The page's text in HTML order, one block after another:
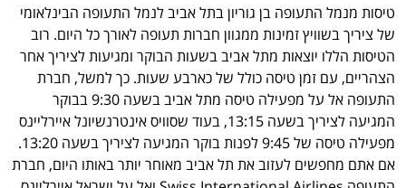
טיסות מנמל התעופה בן גוריון בתל אביב לנמל התעופה הבינלאומי
של ציריך בשוויץ זמינות ממגוון חברות תעופה לאורך כל היום. רוב
הטיסות הללו יוצאות מתל אביב בשעות הבוקר ומגיעות לציריך אחר
הצהריים, עם זמן טיסה כולל של כארבע שעות. כך למשל, חברת
התעופה אל על מפעילה טיסה מתל אביב בשעה 9:30 בבוקר
המגיעה לציריך בשעה 13:15, בעוד שסוויס אינטרנשיונל איירליינס
מפעילה טיסה של 9:45 לפנות בוקר המגיעה לציריך בשעה 13:20.
אם אתם מחפשים לעזוב את תל אביב מאוחר יותר באותו היום, חברת